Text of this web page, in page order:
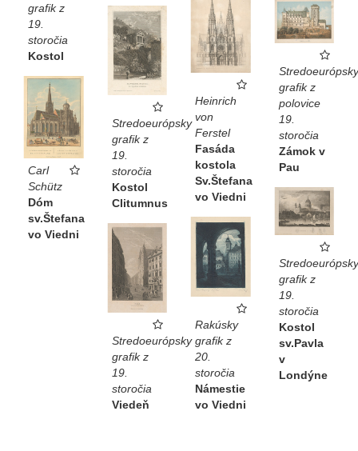
grafik z
19.
storočia
Kostol
Heinrich
von
Ferstel
Fasáda
kostola
Sv.Štefana
vo Viedni
Stredoeurópsky
grafik z
polovice
19.
storočia
Zámok v
Pau
Stredoeurópsky
grafik z
19.
storočia
Kostol
Clitumnus
Carl
Schütz
Dóm
sv.Štefana
vo Viedni
Stredoeurópsky
grafik z
19.
storočia
Kostol
sv.Pavla
v
Londýne
Rakúsky
grafik z
20.
storočia
Námestie
vo Viedni
Stredoeurópsky
grafik z
19.
storočia
Viedeň